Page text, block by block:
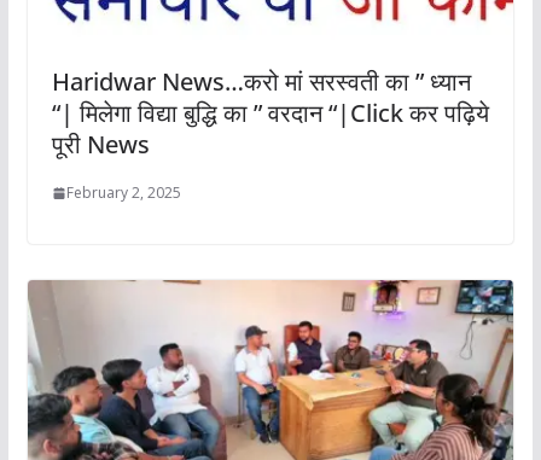
Haridwar News…करो मां सरस्वती का ” ध्यान
“| मिलेगा विद्या बुद्धि का ” वरदान “|Click कर पढ़िये
पूरी News
February 2, 2025